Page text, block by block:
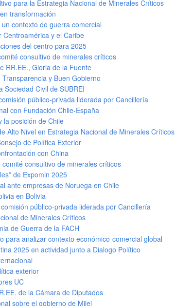
para la Estrategia Nacional de Minerales Críticos
transformación
contexto de guerra comercial
y el Caribe
del centro para 2025
consultivo de minerales críticos
RR.EE., Gloria de la Fuente
y Buen Gobierno
Sociedad Civil de SUBREI
público-privada liderada por Cancillería
con Fundación Chile-España
la posición de Chile
Alto Nivel en Estrategia Nacional de Minerales Críticos
de Política Exterior
con China
consultivo de minerales críticos
de Expomin 2025
ante empresas de Noruega en Chile
en Bolivia
público-privada liderada por Cancillería
de Minerales Críticos
de Guerra de la FACH
para analizar contexto económico-comercial global
2025 en actividad junto a Dialogo Político
exterior
UC
de la Cámara de Diputados
sobre el gobierno de Milei